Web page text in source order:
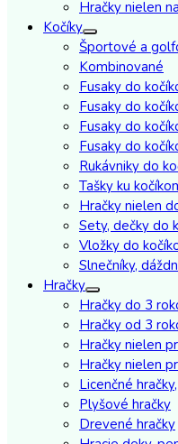
Hračky nielen
Kočíky
Športové a
Kombinované
Fusaky do
Fusaky do
Fusaky do
Fusaky do
Rukávniky do
Tašky ku
Hračky nielen
Sety, dečky do
Vložky do
Slnečníky,
Hračky
Hračky do 3
Hračky od 3
Hračky nielen
Hračky nielen
Licenčné
Plyšové hračky
Drevené hračky